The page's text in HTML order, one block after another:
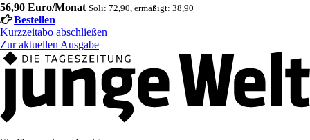
56,90 Euro/Monat Soli: 72,90, ermäßigt: 38,90
Bestellen
Kurzzeitabo abschließen
Zur aktuellen Ausgabe